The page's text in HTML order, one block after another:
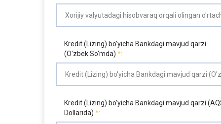
Kredit (Lizing) bo'yicha Bankdagi mavjud qarzi
(O'zbek.So'mda)
Kredit (Lizing) bo'yicha Bankdagi mavjud qarzi
Dollarida)